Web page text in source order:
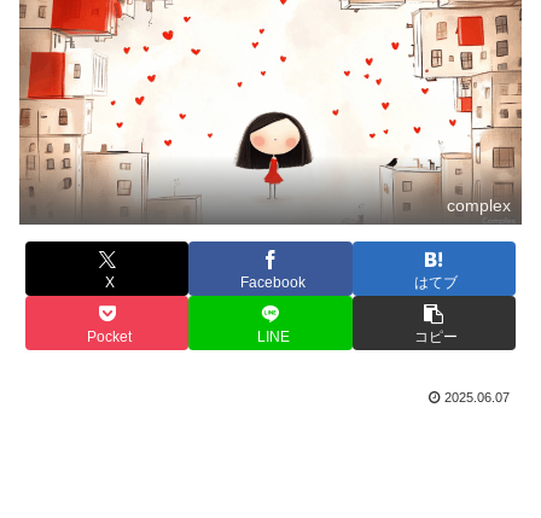
complex
X Facebook はてブ
Pocket LINE コピー
2025.06.07